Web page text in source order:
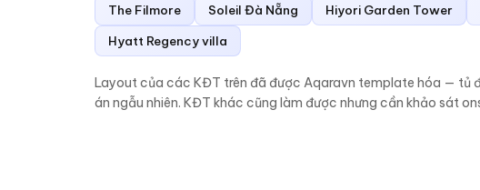
The Filmore Soleil Đà Nẵng Hiyori Garden Tower
Hyatt Regency villa
Layout của các KĐT trên đã được Aqaravn template hóa — tủ
án ngẫu nhiên. KĐT khác cũng làm được nhưng cần khảo sát